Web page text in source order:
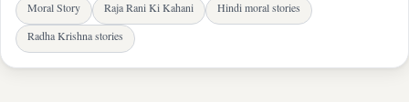
Moral Story
Raja Rani Ki Kahani
Hindi moral stories
Radha Krishna stories